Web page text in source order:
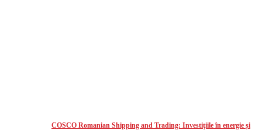
COSCO Romanian Shipping and Trading: Investiţiile în energie și